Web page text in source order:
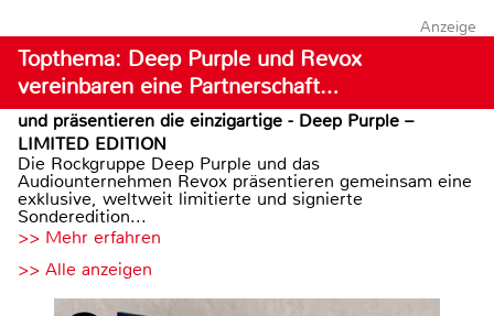
Anzeige
Topthema: Deep Purple und Revox
vereinbaren eine Partnerschaft…
und präsentieren die einzigartige - Deep Purple –
LIMITED EDITION
Die Rockgruppe Deep Purple und das
Audiounternehmen Revox präsentieren gemeinsam eine
exklusive, weltweit limitierte und signierte
Sonderedition...
>> Mehr erfahren
>> Alle anzeigen